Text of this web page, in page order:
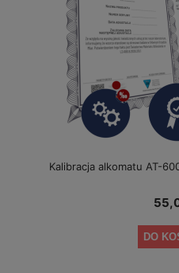
Kalibracja alkomatu AT-
DO